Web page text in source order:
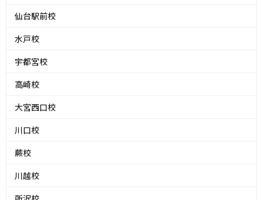
仙台駅前校
水戸校
宇都宮校
高崎校
大宮西口校
川口校
蕨校
川越校